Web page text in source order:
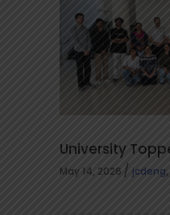
University
May 14, 2026 jcdeng,